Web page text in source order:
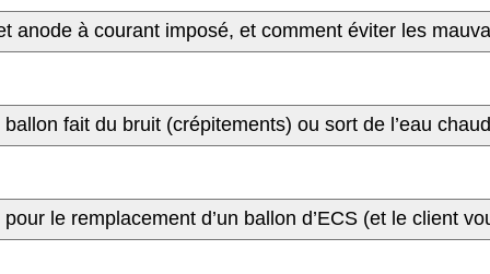
anode à courant imposé, et comment éviter les
fait du bruit (crépitements) ou sort de l’eau
le remplacement d’un ballon d’ECS (et le client